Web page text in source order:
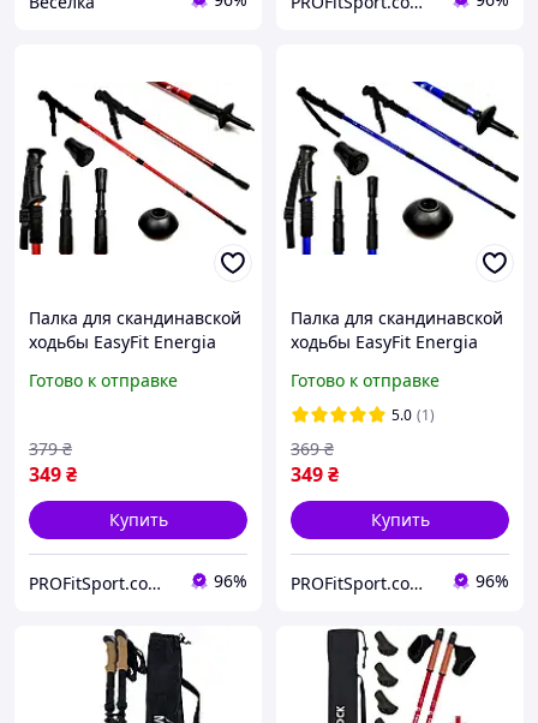
Палка для скандинавской
ходьбы EasyFit Energia
Готово к отправке
349₴
379 ₴
Купить
PROFitSport.com.ua - Интернет-магазин спортинвентаря 96%
Палка для скандинавской
ходьбы EasyFit Energia
Готово к отправке
5.0 (1)
349₴
369 ₴
Купить
PROFitSport.com.ua - Интернет-магазин спортинвентаря 96%